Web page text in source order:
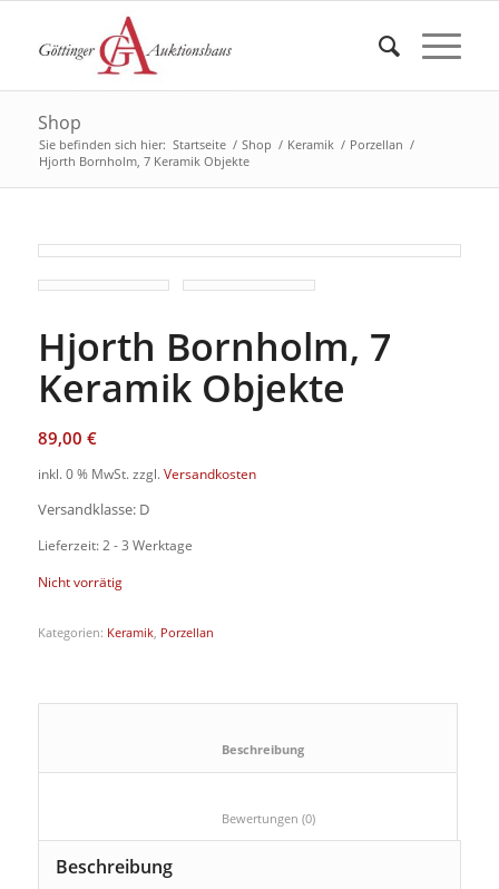
Shop
Sie befinden sich hier: Startseite / Shop / Keramik / Porzellan /
Hjorth Bornholm, 7 Keramik Objekte
Hjorth Bornholm, 7
Keramik Objekte
89,00 €
inkl. 0 % MwSt. zzgl. Versandkosten
Versandklasse: D
Lieferzeit: 2 - 3 Werktage
Nicht vorrätig
Kategorien: Keramik, Porzellan
						Beschreibung
						Bewertungen (0)
Beschreibung